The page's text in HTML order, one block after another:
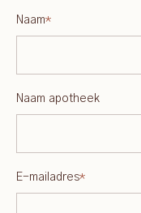
Naam*
Naam apotheek
E-mailadres*